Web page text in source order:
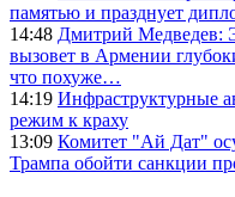
памятью и празднует
14:48 Дмитрий Медведев:
вызовет в Армении
что похуже…
14:19 Инфраструктурные
режим к краху
13:09 Комитет "Ай Дат"
Трампа обойти санкции